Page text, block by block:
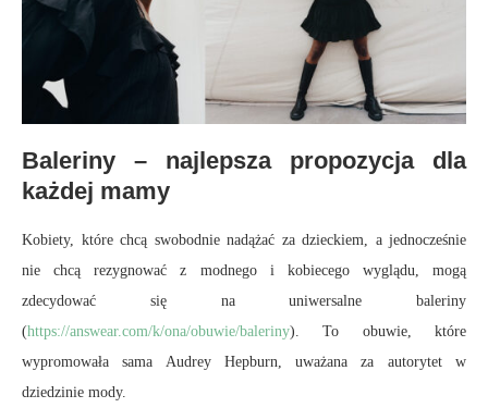
Baleriny – najlepsza propozycja dla
każdej mamy
Kobiety, które chcą swobodnie nadążać za dzieckiem, a jednocześnie
nie chcą rezygnować z modnego i kobiecego wyglądu, mogą
zdecydować się na uniwersalne baleriny
(https://answear.com/k/ona/obuwie/baleriny). To obuwie, które
wypromowała sama Audrey Hepburn, uważana za autorytet w
dziedzinie mody.